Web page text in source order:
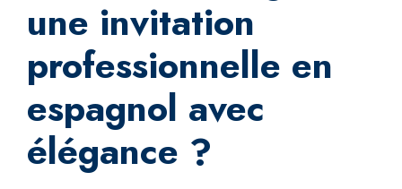
une invitation
professionnelle en
espagnol avec
élégance ?